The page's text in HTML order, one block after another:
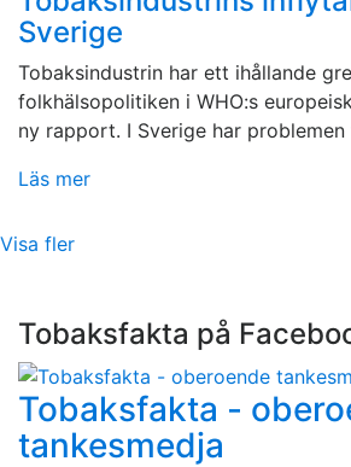
Sverige
Tobaksindustrin har ett ihållande
folkhälsopolitiken i WHO:s
ny rapport. I Sverige har problemen
Läs mer
Visa fler
Tobaksfakta på
Tobaksfakta -
tankesmedja